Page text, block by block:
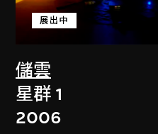
儲雲
展出中
星群 1
2006